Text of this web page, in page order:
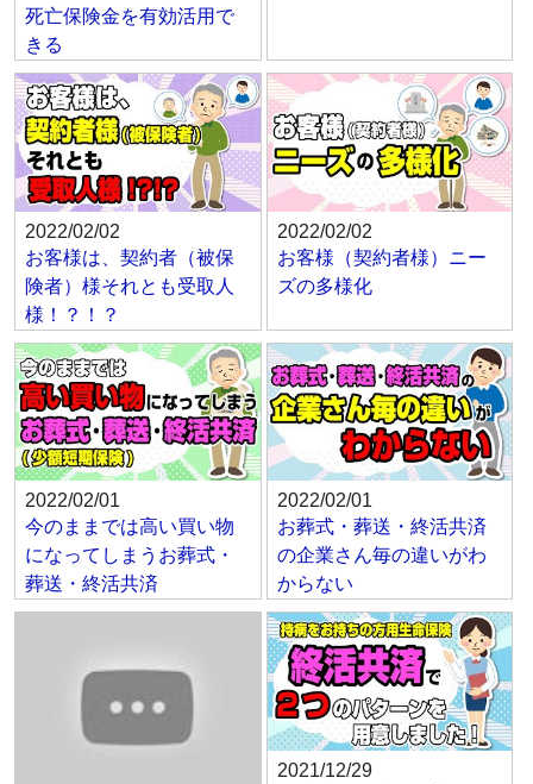
死亡保険金を有効活用で
きる
2022/02/02
お客様は、契約者（被保
険者）様それとも受取人
様！？！？
2022/02/02
お客様（契約者様）ニー
ズの多様化
2022/02/01
今のままでは高い買い物
になってしまうお葬式・
葬送・終活共済
2022/02/01
お葬式・葬送・終活共済
の企業さん毎の違いがわ
からない
2021/12/29